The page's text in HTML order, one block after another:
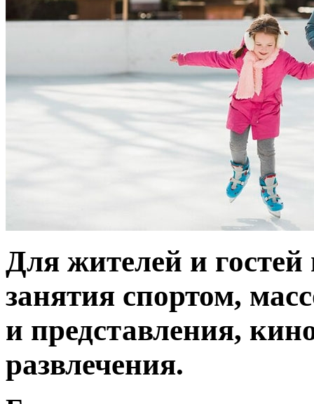
Для жителей и гостей
занятия спортом,
и представления,
развлечения.